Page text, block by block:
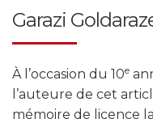
Garazi
À l’occasion du 10e
l’auteure de cet
mémoire de licence